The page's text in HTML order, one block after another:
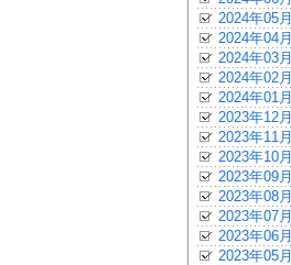
2024年05月
2024年04月
2024年03月
2024年02月
2024年01月
2023年12月
2023年11月
2023年10月
2023年09月
2023年08月
2023年07月
2023年06月
2023年05月